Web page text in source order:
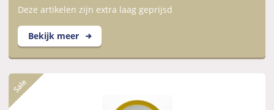
Deze artikelen zijn extra laag geprijsd
Bekijk meer